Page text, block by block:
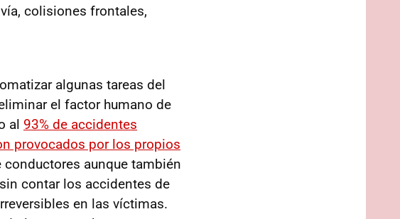
colisiones frontales,
algunas tareas del
el factor humano de
al 93% de accidentes
provocados por los propios
aunque también
contar los accidentes de
en las víctimas.